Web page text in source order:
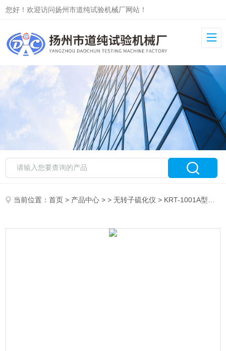
您好！欢迎访问扬州市道纯试验机械厂网站！
当前位置：首页 > 产品中心 > >无转子硫化仪 > KRT-1001A型橡胶无转子硫化仪